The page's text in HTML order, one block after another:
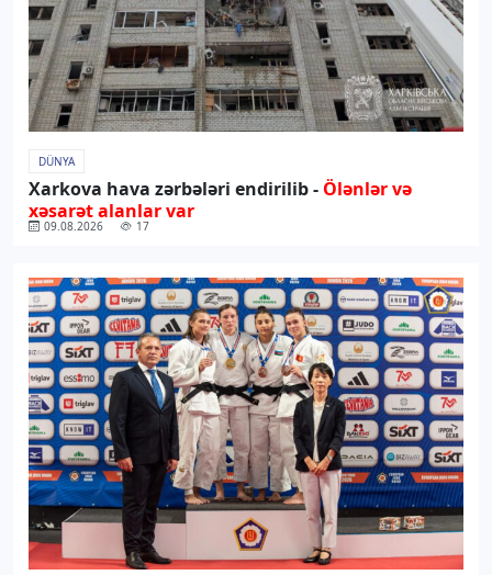
DÜNYA
Xarkova hava zərbələri endirilib - Ölənlər və
xəsarət alanlar var
09.08.2026 17